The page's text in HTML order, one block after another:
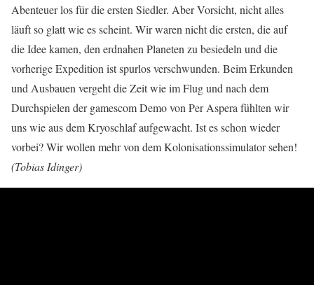
Abenteuer los für die ersten Siedler. Aber Vorsicht, nicht alles
läuft so glatt wie es scheint. Wir waren nicht die ersten, die auf
die Idee kamen, den erdnahen Planeten zu besiedeln und die
vorherige Expedition ist spurlos verschwunden. Beim Erkunden
und Ausbauen vergeht die Zeit wie im Flug und nach dem
Durchspielen der gamescom Demo von Per Aspera fühlten wir
uns wie aus dem Kryoschlaf aufgewacht. Ist es schon wieder
vorbei? Wir wollen mehr von dem Kolonisationssimulator sehen!
(Tobias Idinger)